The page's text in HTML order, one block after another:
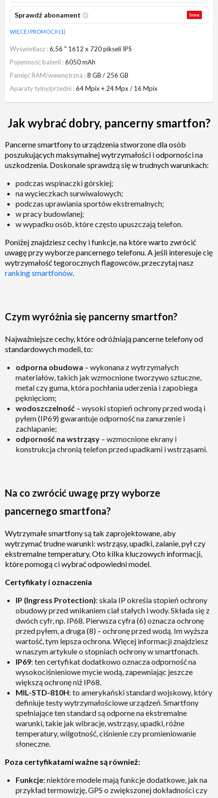
Inne
Sprawdź abonament
WIĘCEJ PROMOCJI (1)
Wyświetlacz 6,56 " 1612 x 720 pikseli IPS
Pojemność baterii 6050 mAh
Pamięć RAM/wewnętrzna
8 GB / 256 GB
Aparaty tylny/przedni 64 Mpix + 24 Mpx / 16 Mpix
Jak wybrać dobry, pancerny smartfon?
Pancerne smartfony to urządzenia stworzone dla osób
poszukujących maksymalnej wytrzymałości i odporności na
uszkodzenia. Doskonale sprawdzą się w trudnych warunkach:
podczas wspinaczki górskiej;
na wycieczkach surwiwalowych;
podczas uprawiania sportów ekstremalnych;
w pracy budowlanej;
w wypadku osób, które często upuszczają telefon.
Poniżej znajdziesz cechy i funkcje, na które warto zwrócić
uwagę przy wyborze pancernego telefonu. A jeśli interesuje cię
wytrzymałość tegorocznych flagowców, przeczytaj nasz
ranking smartfonów.
Czym wyróżnia się pancerny smartfon?
Najważniejsze cechy, które odróżniają pancerne telefony od
standardowych modeli, to:
odporna obudowa – wykonana z wytrzymałych
materiałów, takich jak wzmocnione tworzywo sztuczne,
metal czy guma, która pochłania uderzenia i zapobiega
pęknięciom;
wodoszczelność – wysoki stopień ochrony przed wodą i
pyłem (IP69) gwarantuje odporność na zanurzenie i
zachlapanie;
odporność na wstrząsy – wzmocnione ekrany i
konstrukcja chronią telefon przed upadkami i wstrząsami.
Na co zwrócić uwagę przy wyborze
pancernego smartfona?
Wytrzymałe smartfony są tak zaprojektowane, aby
wytrzymać trudne warunki: wstrząsy, upadki, zalanie, pył czy
ekstremalne temperatury. Oto kilka kluczowych informacji,
które pomogą ci wybrać odpowiedni model.
Certyfikaty i oznaczenia
IP (Ingress Protection): skala IP określa stopień ochrony
obudowy przed wnikaniem ciał stałych i wody. Składa się z
dwóch cyfr, np. IP68. Pierwsza cyfra (6) oznacza ochronę
przed pyłem, a druga (8) – ochronę przed wodą. Im wyższa
wartość, tym lepsza ochrona. Więcej informacji znajdziesz
w naszym artykule o stopniach ochrony w smartfonach.
IP69: ten certyfikat dodatkowo oznacza odporność na
wysokociśnieniowe mycie wodą, zapewniając jeszcze
większą ochronę niż IP68.
MIL-STD-810H: to amerykański standard wojskowy, który
definiuje testy wytrzymałościowe urządzeń. Smartfony
spełniające ten standard są odporne na ekstremalne
warunki, takie jak wibracje, wstrząsy, upadki, różne
temperatury, wilgotność, ciśnienie czy promieniowanie
słoneczne.
Poza certyfikatami ważne są również:
Funkcje: niektóre modele mają funkcje dodatkowe, jak na
przykład termowizję, GPS o zwiększonej dokładności czy